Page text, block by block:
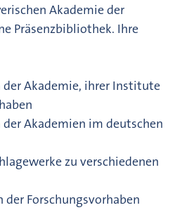
Akademie der
Präsenzbibliothek. Ihre
Akademie, ihrer Institute
Akademien im deutschen
zu verschiedenen
Forschungsvorhaben